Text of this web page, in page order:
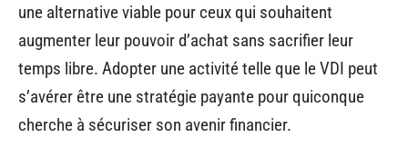
une alternative viable pour ceux qui souhaitent
augmenter leur pouvoir d’achat sans sacrifier leur
temps libre. Adopter une activité telle que le VDI peut
s’avérer être une stratégie payante pour quiconque
cherche à sécuriser son avenir financier.